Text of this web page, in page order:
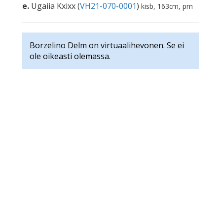
e. Ugaiia Kxixx (VH21-070-0001) kisb, 163cm, prn
Borzelino Delm on virtuaalihevonen. Se ei
ole oikeasti olemassa.